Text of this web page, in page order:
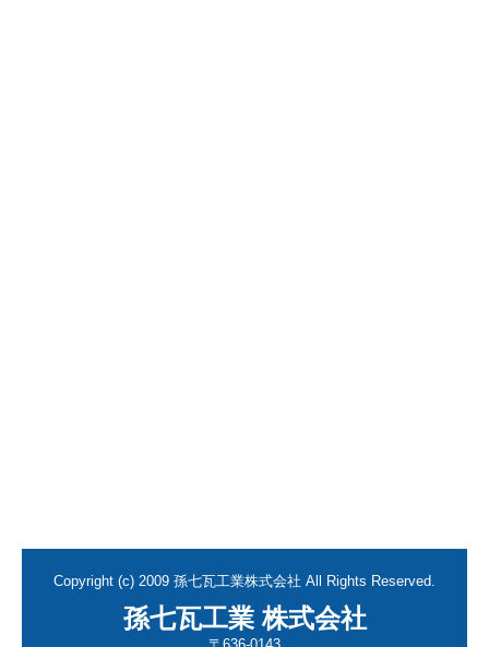
Copyright (c) 2009 孫七瓦工業株式会社 All Rights Reserved.
孫七瓦工業 株式会社